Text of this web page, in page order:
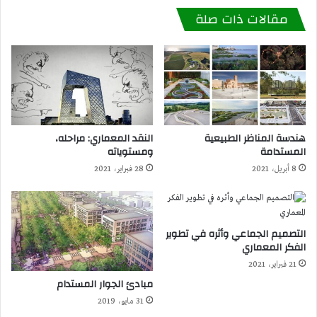
مقالات ذات صلة
هندسة المناظر الطبيعية
المستدامة
8 أبريل، 2021
النقد المعماري: مراحله،
ومستوياته
28 فبراير، 2021
التصميم الجماعي وأثره في تطوير
الفكر المعماري
21 فبراير، 2021
مبادئ الجوار المستدام
31 مايو، 2019